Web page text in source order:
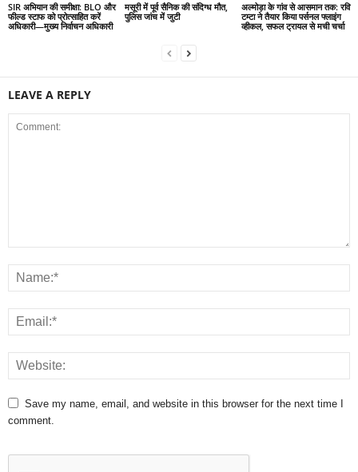
SIR अभियान की समीक्षा: BLO और
फील्ड स्टाफ को प्रोत्साहित करें
अधिकारी—मुख्य निर्वाचन अधिकारी
मसूरी में पूर्व सैनिक की संदिग्ध मौत,
पुलिस जांच में जुटी
अल्मोड़ा के गांव से आसमान तक: रवि
टम्टा ने तैयार किया पर्सनल फ्लाइंग
व्हीकल, सफल ट्रायल से मची चर्चा
LEAVE A REPLY
Save my name, email, and website in this browser for the next time I
comment.